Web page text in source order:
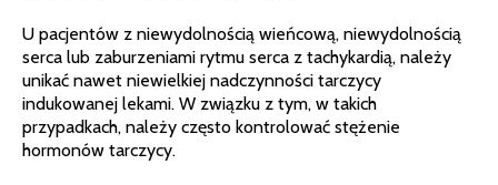
U pacjentów z niewydolnością wieńcową, niewydolnością
serca lub zaburzeniami rytmu serca z tachykardią, należy
unikać nawet niewielkiej nadczynności tarczycy
indukowanej lekami. W związku z tym, w takich
przypadkach, należy często kontrolować stężenie
hormonów tarczycy.